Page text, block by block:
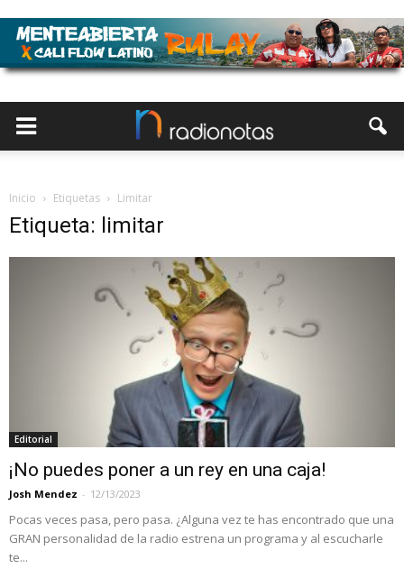
Inicio Etiquetas Limitar
Etiqueta: limitar
Editorial
¡No puedes poner a un rey en una caja!
Josh Mendez - 12/13/2023
Pocas veces pasa, pero pasa. ¿Alguna vez te has encontrado que una
GRAN personalidad de la radio estrena un programa y al escucharle
te...